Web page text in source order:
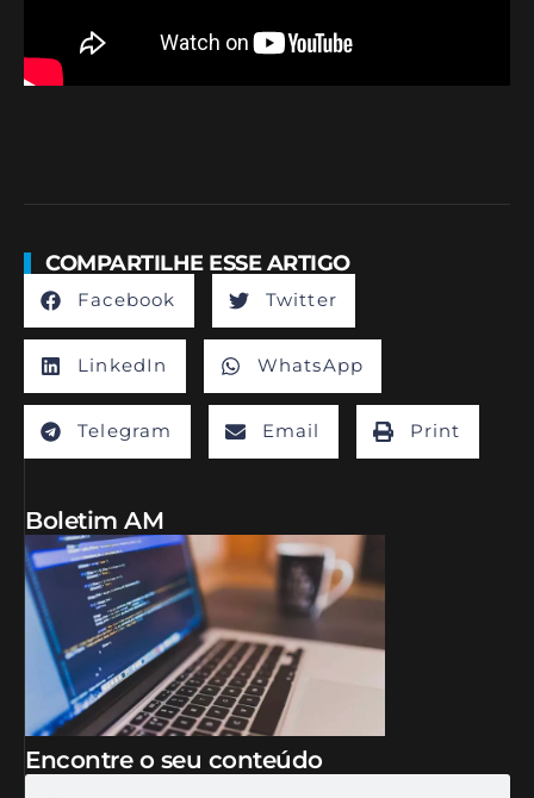
COMPARTILHE ESSE ARTIGO
Facebook Twitter
LinkedIn WhatsApp
Telegram Email Print
Boletim AM
Encontre o seu conteúdo